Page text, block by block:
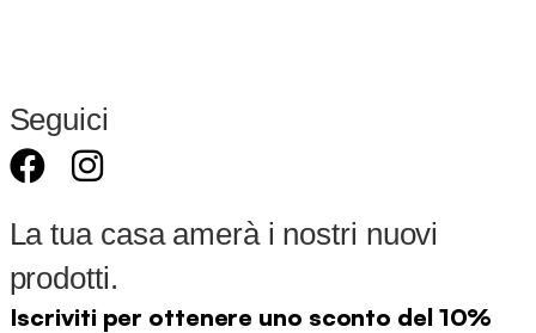
Seguici
La tua casa amerà i nostri nuovi
prodotti.
Iscriviti per ottenere uno sconto del 10%